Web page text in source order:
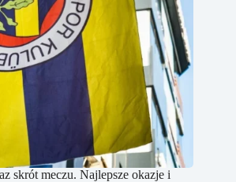
skrót meczu. Najlepsze okazje i